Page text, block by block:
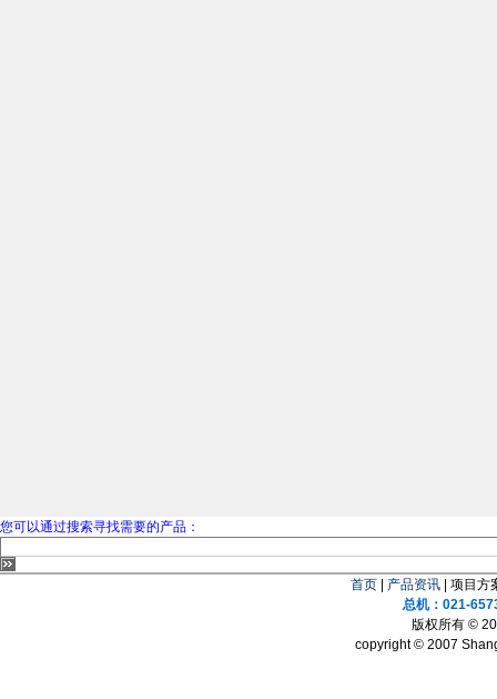
您可以通过搜索寻找需要的产品：
首页 产品资讯 | 项目方
总机：021-
版权所有 ©
copyright © 2007